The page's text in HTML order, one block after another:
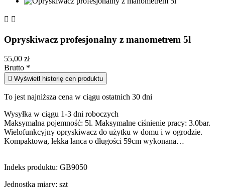
 
Opryskiwacz profesjonalny z manometrem 5l
55,00 zł
Brutto *
 Wyświetl historię cen produktu
To jest najniższa cena w ciągu ostatnich 30 dni
Wysyłka w ciągu 1-3 dni roboczych
Maksymalna pojemność: 5l. Maksymalne ciśnienie pracy: 3.0bar.
Wielofunkcyjny opryskiwacz do użytku w domu i w ogrodzie.
Kompaktowa, lekka lanca o długości 59cm wykonana…
Indeks produktu: GB9050
Jednostka miary: szt